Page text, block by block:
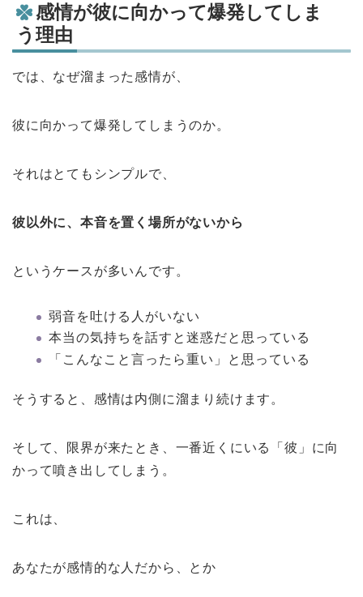
感情が彼に向かって爆発してしま
う理由
では、なぜ溜まった感情が、
彼に向かって爆発してしまうのか。
それはとてもシンプルで、
彼以外に、本音を置く場所がないから
というケースが多いんです。
弱音を吐ける人がいない
本当の気持ちを話すと迷惑だと思っている
「こんなこと言ったら重い」と思っている
そうすると、感情は内側に溜まり続けます。
そして、限界が来たとき、一番近くにいる「彼」に向
かって噴き出してしまう。
これは、
あなたが感情的な人だから、とか